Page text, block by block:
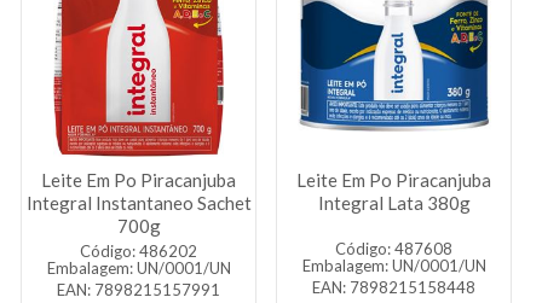
Leite Em Po Piracanjuba
Integral Instantaneo Sachet
700g
Código: 486202
Embalagem: UN/0001/UN
EAN: 7898215157991
Leite Em Po Piracanjuba
Integral Lata 380g
Código: 487608
Embalagem: UN/0001/UN
EAN: 7898215158448